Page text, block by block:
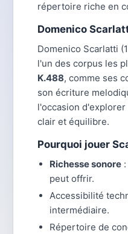
répertoire riche en
Domenico
Domenico Scarlatti
l'un des corpus les
K.488, comme ses
son écriture
l'occasion
clair et équilibre.
Pourquoi jouer
Richesse sonore
peut offrir.
Accessibilité
intermédiaire.
Répertoire de